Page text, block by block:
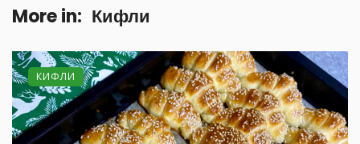
More in: Кифли
КИФЛИ